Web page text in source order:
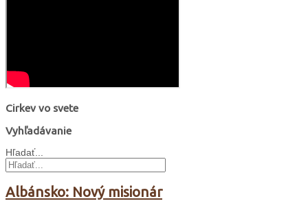
Cirkev vo svete
Vyhľadávanie
Hľadať...
Albánsko: Nový misionár